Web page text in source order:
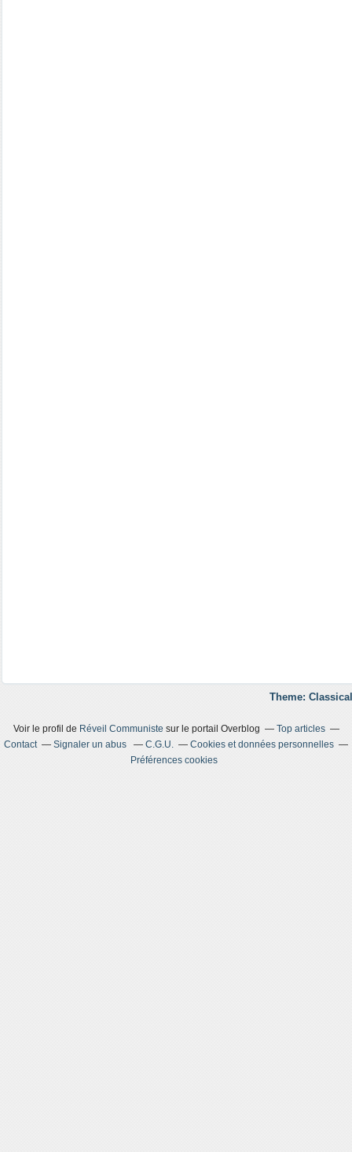
Theme:
Voir le profil de Réveil Communiste sur le portail Overblog
Top articles
Contact
Signaler un abus C.G.U.
Cookies et données personnelles
Préférences cookies